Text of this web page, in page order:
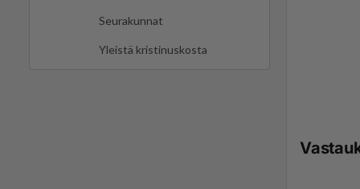
Seurakunnat
Yleistä kristinuskosta